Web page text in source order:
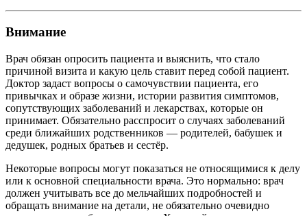
Внимание
Врач обязан опросить пациента и выяснить, что стало
причиной визита и какую цель ставит перед собой пациент.
Доктор задаст вопросы о самочувствии пациента, его
привычках и образе жизни, истории развития симптомов,
сопутствующих заболеваний и лекарствах, которые он
принимает. Обязательно расспросит о случаях заболеваний
среди ближайших родственников — родителей, бабушек и
дедушек, родных братьев и сестёр.
Некоторые вопросы могут показаться не относящимися к делу
или к основной специальности врача. Это нормально: врач
должен учитывать все до мельчайших подробностей и
обращать внимание на детали, не обязательно очевидно